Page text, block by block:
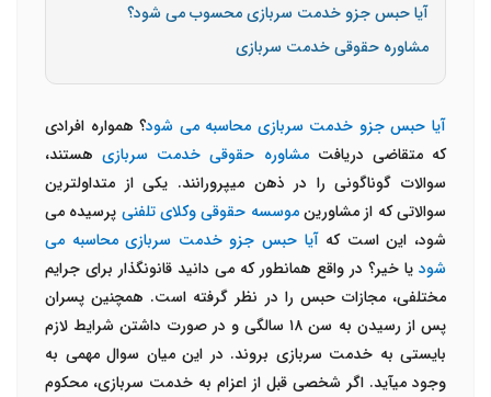
آیا حبس جزو خدمت سربازی محسوب می شود؟
مشاوره حقوقی خدمت سربازی
آیا حبس جزو خدمت سربازی محاسبه می شود؟ همواره افرادی
که متقاضی دریافت مشاوره حقوقی خدمت سربازی هستند،
سوالات گوناگونی را در ذهن می­پرورانند. یکی از متداول­ترین
سوالاتی که از مشاورینموسسه حقوقی وکلای تلفنی پرسیده می
شود، این است کهآیا حبس جزو خدمت سربازی محاسبه می
شود یا خیر؟ در واقع همانطور که می دانید قانونگذار برای جرایم
مختلفی، مجازات حبس را در نظر گرفته است. همچنین پسران
پس از رسیدن به سن ۱۸ سالگی و در صورت داشتن شرایط لازم
بایستی به خدمت سربازی بروند. در این میان سوال مهمی به
وجود می­آید. اگر شخصی قبل از اعزام به خدمت سربازی، محکوم